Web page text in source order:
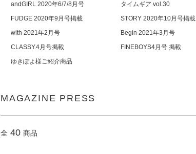
andGIRL 2020年6/7/8月号
タイムギア vol.30
FUDGE 2020年9月号掲載
STORY 2020年10月号掲載
with 2021年2月号
Begin 2021年3月号
CLASSY.4月号掲載
FINEBOYS4月号 掲載
ゆきぽよ様ご紹介商品
MAGAZINE PRESS
全 40 商品